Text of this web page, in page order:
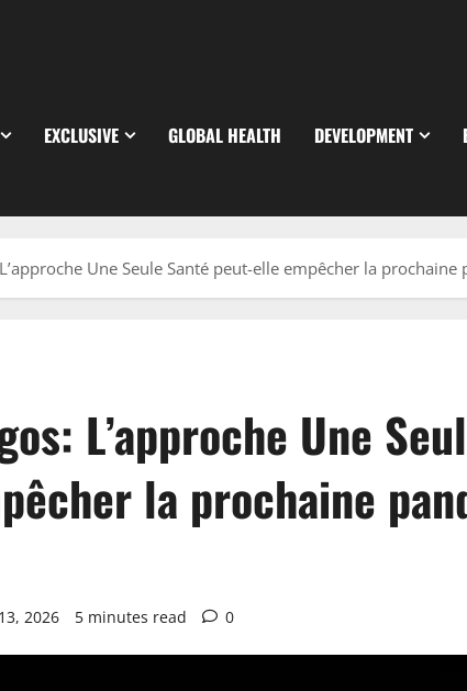
EXCLUSIVE GLOBAL HEALTH DEVELOPMENT
Une Seule Santé peut-elle empêcher la
L’approche Une
la prochaine
2026 5 minutes read 0